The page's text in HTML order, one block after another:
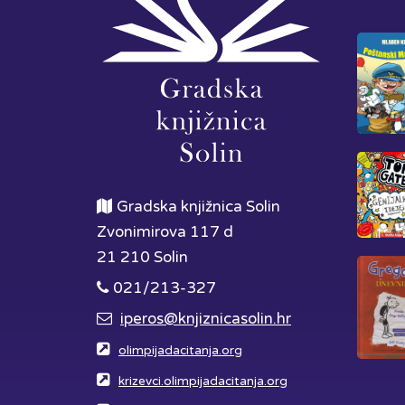
Gradska knjižnica Solin
Zvonimirova 117 d
21 210 Solin
021/213-327
iperos@knjiznicasolin.hr
olimpijadacitanja.org
krizevci.olimpijadacitanja.org